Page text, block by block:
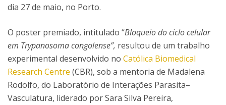
dia 27 de maio, no Porto.
O poster premiado, intitulado “Bloqueio do ciclo celular
em Trypanosoma congolense”, resultou de um trabalho
experimental desenvolvido no Católica Biomedical
Research Centre (CBR), sob a mentoria de Madalena
Rodolfo, do Laboratório de Interações Parasita–
Vasculatura, liderado por Sara Silva Pereira,